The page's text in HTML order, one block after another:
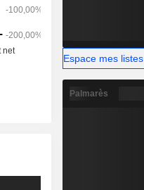
Espace mes listes
Palmarès